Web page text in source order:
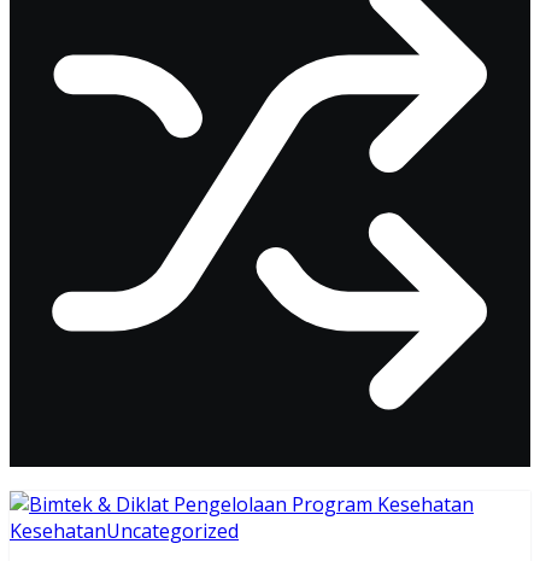
KesehatanUncategorized